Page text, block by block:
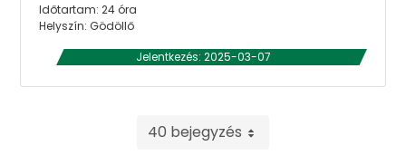
Időtartam: 24 óra
Helyszín: Gödöllő
Jelentkezés: 2025-03-07
40 bejegyzés